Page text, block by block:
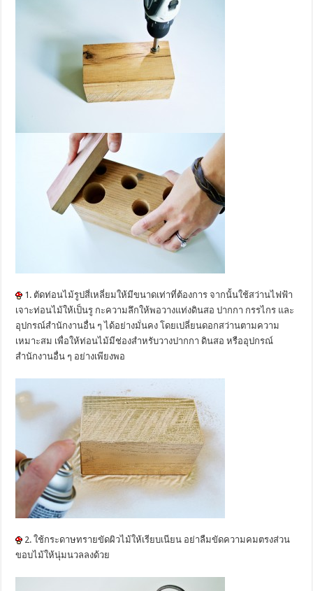
1. ตัดท่อนไม้รูปสี่เหลี่ยมให้มีขนาดเท่าที่ต้องการ จากนั้นใช้สว่านไฟฟ้า
เจาะท่อนไม้ให้เป็นรู กะความลึกให้พอวางแท่งดินสอ ปากกา กรรไกร และ
อุปกรณ์สำนักงานอื่น ๆ ได้อย่างมั่นคง โดยเปลี่ยนดอกสว่านตามความ
เหมาะสม เพื่อให้ท่อนไม้มีช่องสำหรับวางปากกา ดินสอ หรืออุปกรณ์
สำนักงานอื่น ๆ อย่างเพียงพอ
2. ใช้กระดาษทรายขัดผิวไม้ให้เรียบเนียน อย่าลืมขัดความคมตรงส่วน
ขอบไม้ให้นุ่มนวลลงด้วย